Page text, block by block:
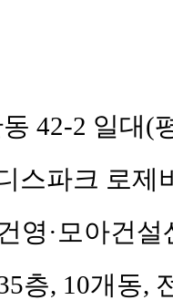
42-2 일대(
스파크 로
영·모아건설
층, 10개동,